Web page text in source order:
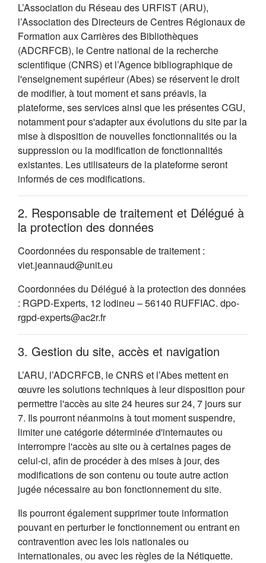
L’Association du Réseau des URFIST (ARU),
l’Association des Directeurs de Centres Régionaux de
Formation aux Carrières des Bibliothèques
(ADCRFCB), le Centre national de la recherche
scientifique (CNRS) et l’Agence bibliographique de
l'enseignement supérieur (Abes) se réservent le droit
de modifier, à tout moment et sans préavis, la
plateforme, ses services ainsi que les présentes CGU,
notamment pour s'adapter aux évolutions du site par la
mise à disposition de nouvelles fonctionnalités ou la
suppression ou la modification de fonctionnalités
existantes. Les utilisateurs de la plateforme seront
informés de ces modifications.
2. Responsable de traitement et Délégué à
la protection des données
Coordonnées du responsable de traitement :
viet.jeannaud@unit.eu
Coordonnées du Délégué à la protection des données
: RGPD-Experts, 12 lodineu – 56140 RUFFIAC. dpo-
rgpd-experts@ac2r.fr
3. Gestion du site, accès et navigation
L’ARU, l’ADCRFCB, le CNRS et l’Abes mettent en
œuvre les solutions techniques à leur disposition pour
permettre l'accès au site 24 heures sur 24, 7 jours sur
7. Ils pourront néanmoins à tout moment suspendre,
limiter une catégorie déterminée d'internautes ou
interrompre l'accès au site ou à certaines pages de
celui-ci, afin de procéder à des mises à jour, des
modifications de son contenu ou toute autre action
jugée nécessaire au bon fonctionnement du site.
Ils pourront également supprimer toute information
pouvant en perturber le fonctionnement ou entrant en
contravention avec les lois nationales ou
internationales, ou avec les règles de la Nétiquette.